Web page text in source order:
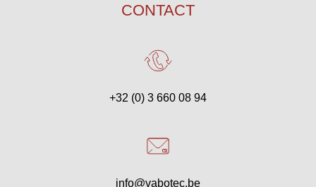
CONTACT
+32 (0) 3 660 08 94
info@vabotec.be